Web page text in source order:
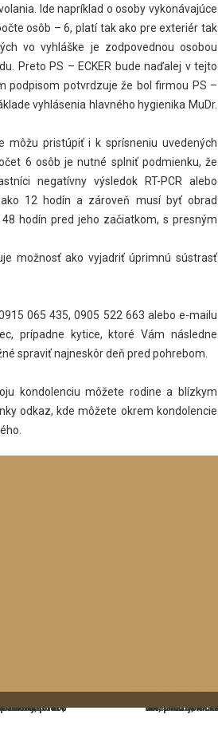
Ide napríklad o osoby vykonávajúce
osôb – 6, platí tak ako pre exteriér tak
vo vyhláške je zodpovednou osobou
Preto PS – ECKER bude naďalej v tejto
podpisom potvrdzuje že bol firmou PS –
vyhlásenia hlavného hygienika MuDr.
môžu pristúpiť i k sprísneniu uvedených
6 osôb je nutné splniť podmienku, že
negatívny výsledok RT-PCR alebo
12 hodín a zároveň musí byť obrad
hodín pred jeho začiatkom, s presným
možnosť ako vyjadriť úprimnú sústrasť
065 435, 0905 522 663 alebo e-mailu
prípadne kytice, ktoré Vám následne
spraviť najneskôr deň pred pohrebom.
kondolenciu môžete rodine a blízkym
odkaz, kde môžete okrem kondolencie